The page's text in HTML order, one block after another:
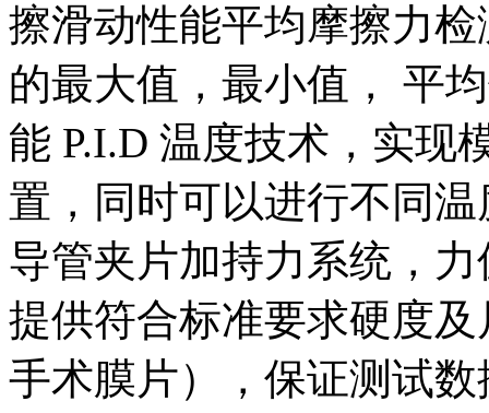
擦滑动性能平均摩擦力
的最大值，最小值， 平
能 P.I.D 温度技术，实现
置，同时可以进行不同
导管夹片加持力系统，
提供符合标准要求硬度
手术膜片），保证测试